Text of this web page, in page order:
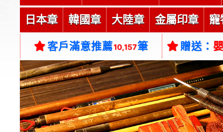
日本章 韓國章 大陸章 金屬印章 寵
客戶滿意推薦10,157筆 贈送：